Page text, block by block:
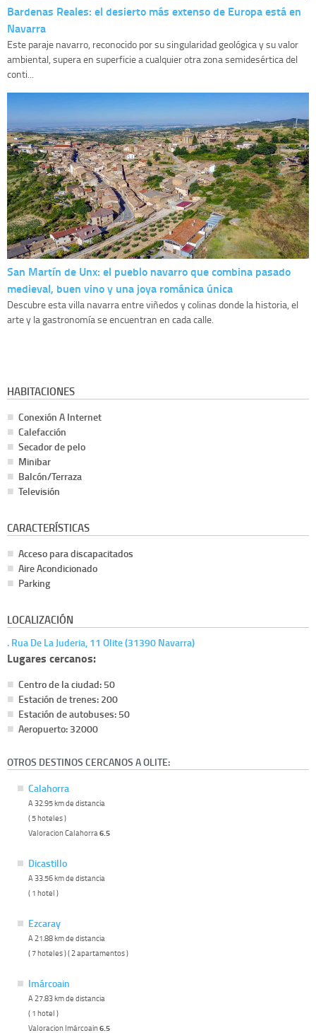
Bardenas Reales: el desierto más extenso de Europa está en
Navarra
Este paraje navarro, reconocido por su singularidad geológica y su valor
ambiental, supera en superficie a cualquier otra zona semidesértica del
conti...
San Martín de Unx: el pueblo navarro que combina pasado
medieval, buen vino y una joya románica única
Descubre esta villa navarra entre viñedos y colinas donde la historia, el
arte y la gastronomía se encuentran en cada calle.
HABITACIONES
Conexión A Internet
Calefacción
Secador de pelo
Minibar
Balcón/Terraza
Televisión
CARACTERÍSTICAS
Acceso para discapacitados
Aire Acondicionado
Parking
LOCALIZACIÓN
. Rua De La Juderia, 11 Olite (31390 Navarra)
Lugares cercanos:
Centro de la ciudad: 50
Estación de trenes: 200
Estación de autobuses: 50
Aeropuerto: 32000
OTROS DESTINOS CERCANOS A OLITE:
Calahorra
A 32.95 km de distancia
( 5 hoteles )
Valoracion Calahorra 6.5
Dicastillo
A 33.56 km de distancia
( 1 hotel )
Ezcaray
A 21.88 km de distancia
( 7 hoteles ) ( 2 apartamentos )
Imárcoain
A 27.83 km de distancia
( 1 hotel )
Valoracion Imárcoain6.5